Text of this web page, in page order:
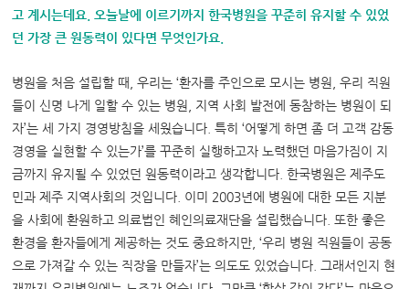
고 계시는데요. 오늘날에 이르기까지 한국병원을 꾸준히 유지할 수 있었
던 가장 큰 원동력이 있다면 무엇인가요.
병원을 처음 설립할 때, 우리는 ‘환자를 주인으로 모시는 병원, 우리 직원
들이 신명 나게 일할 수 있는 병원, 지역 사회 발전에 동참하는 병원이 되
자’는 세 가지 경영방침을 세웠습니다. 특히 ‘어떻게 하면 좀 더 고객 감동
경영을 실현할 수 있는가’를 꾸준히 실행하고자 노력했던 마음가짐이 지
금까지 유지될 수 있었던 원동력이라고 생각합니다. 한국병원은 제주도
민과 제주 지역사회의 것입니다. 이미 2003년에 병원에 대한 모든 지분
을 사회에 환원하고 의료법인 혜인의료재단을 설립했습니다. 또한 좋은
환경을 환자들에게 제공하는 것도 중요하지만, ‘우리 병원 직원들이 공동
으로 가져갈 수 있는 직장을 만들자’는 의도도 있었습니다. 그래서인지 현